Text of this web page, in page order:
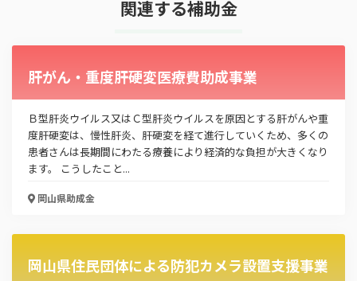
関連する補助金
肝がん・重度肝硬変医療費助成事業
Ｂ型肝炎ウイルス又はＣ型肝炎ウイルスを原因とする肝がんや重
度肝硬変は、慢性肝炎、肝硬変を経て進行していくため、多くの
患者さんは長期間にわたる療養により経済的な負担が大きくなり
ます。 こうしたこと...
岡山県助成金
岡山県住民団体による防犯カメラ設置支援事業